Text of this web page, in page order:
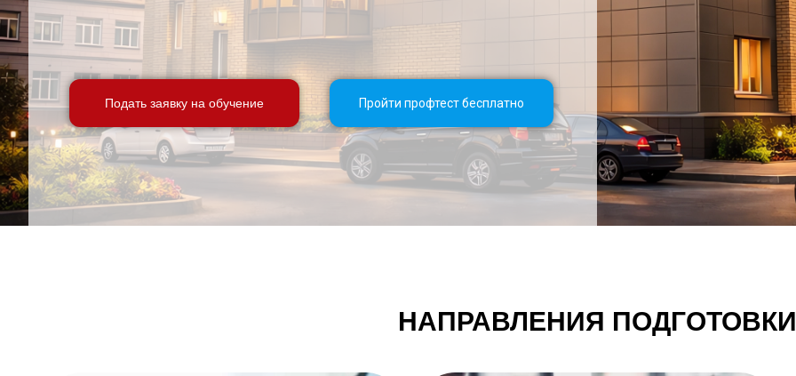
Подать заявку на обучение Пройти профтест бесплатно
НАПРАВЛЕНИЯ ПОДГОТОВКИ